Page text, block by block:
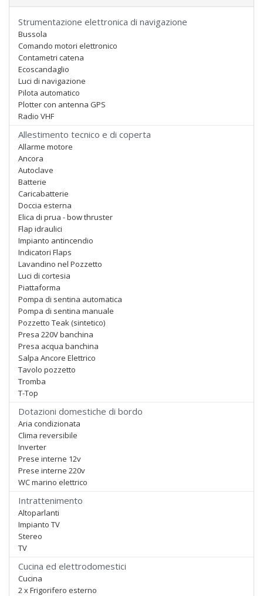
Strumentazione elettronica di navigazione
Bussola
Comando motori elettronico
Contametri catena
Ecoscandaglio
Luci di navigazione
Pilota automatico
Plotter con antenna GPS
Radio VHF
Allestimento tecnico e di coperta
Allarme motore
Ancora
Autoclave
Batterie
Caricabatterie
Doccia esterna
Elica di prua - bow thruster
Flap idraulici
Impianto antincendio
Indicatori Flaps
Lavandino nel Pozzetto
Luci di cortesia
Piattaforma
Pompa di sentina automatica
Pompa di sentina manuale
Pozzetto Teak (sintetico)
Presa 220V banchina
Presa acqua banchina
Salpa Ancore Elettrico
Tavolo pozzetto
Tromba
T-Top
Dotazioni domestiche di bordo
Aria condizionata
Clima reversibile
Inverter
Prese interne 12v
Prese interne 220v
WC marino elettrico
Intrattenimento
Altoparlanti
Impianto TV
Stereo
TV
Cucina ed elettrodomestici
Cucina
2 x Frigorifero esterno